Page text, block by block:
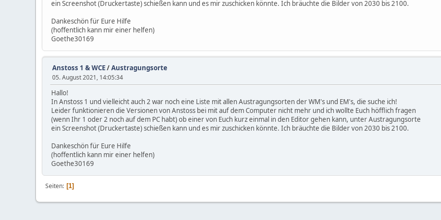
ein Screenshot (Druckertaste) schießen kann und es mir zuschicken könnte. Ich bräuchte die Bilder von 2030 bis 2100.
Dankeschön für Eure Hilfe
(hoffentlich kann mir einer helfen)
Goethe30169
Anstoss 1 & WCE/Austragungsorte
05. August 2021, 14:05:34
Hallo!
In Anstoss 1 und vielleicht auch 2 war noch eine Liste mit allen Austragungsorten der WM's und EM's, die suche ich!
Leider funktionieren die Versionen von Anstoss bei mit auf dem Computer nicht mehr und ich wollte Euch höfflich fragen
(wenn Ihr 1 oder 2 noch auf dem PC habt) ob einer von Euch kurz einmal in den Editor gehen kann, unter Austragungsorte
ein Screenshot (Druckertaste) schießen kann und es mir zuschicken könnte. Ich bräuchte die Bilder von 2030 bis 2100.
Dankeschön für Eure Hilfe
(hoffentlich kann mir einer helfen)
Goethe30169
Seiten 1